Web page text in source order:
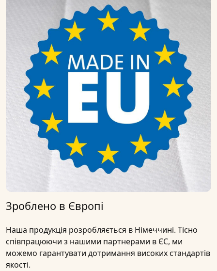
Зроблено в Європі
Наша продукція розробляється в Німеччині. Тісно
співпрацюючи з нашими партнерами в ЄС, ми
можемо гарантувати дотримання високих стандартів
якості.